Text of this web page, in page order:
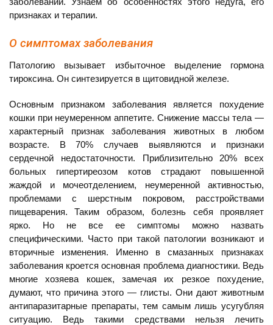
признаках и терапии.
О симптомах заболевания
Патологию вызывает избыточное выделение гормона
тироксина. Он синтезируется в щитовидной железе.
Основным признаком заболевания является похудение
кошки при неумеренном аппетите. Снижение массы тела —
характерный признак заболевания животных в любом
возрасте. В 70% случаев выявляются и признаки
сердечной недостаточности. Приблизительно 20% всех
больных гипертиреозом котов страдают повышенной
жаждой и мочеотделением, неумеренной активностью,
проблемами с шерстным покровом, расстройствами
пищеварения. Таким образом, болезнь себя проявляет
ярко. Но не все ее симптомы можно назвать
специфическими. Часто при такой патологии возникают и
вторичные изменения. Именно в смазанных признаках
заболевания кроется основная проблема диагностики. Ведь
многие хозяева кошек, замечая их резкое похудение,
думают, что причина этого — глисты. Они дают животным
антипаразитарные препараты, тем самым лишь усугубляя
ситуацию. Ведь такими средствами нельзя лечить